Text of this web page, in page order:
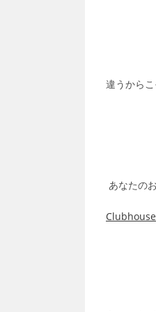
違うから
あなたの
Clubhouse